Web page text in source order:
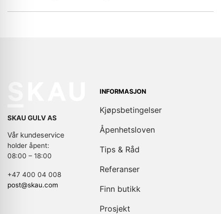
SKAU GULV AS
Vår kundeservice
holder åpent:
08:00 – 18:00
+47 400 04 008
post@skau.com
INFORMASJON
Kjøpsbetingelser
Åpenhetsloven
Tips & Råd
Referanser
Finn butikk
Prosjekt